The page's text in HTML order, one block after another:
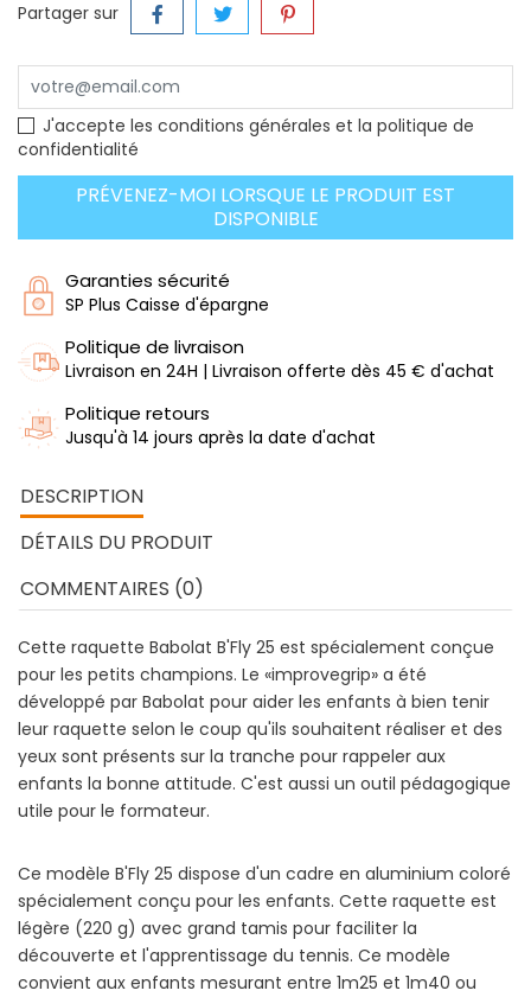
Partager sur
J'accepte les conditions générales et la politique de
confidentialité
PRÉVENEZ-MOI LORSQUE LE PRODUIT EST
DISPONIBLE
Garanties sécurité
SP Plus Caisse d'épargne
Politique de livraison
Livraison en 24H | Livraison offerte dès 45 € d'achat
Politique retours
Jusqu'à 14 jours après la date d'achat
DESCRIPTION
DÉTAILS DU PRODUIT
COMMENTAIRES (0)
Cette raquette Babolat B'Fly 25 est spécialement conçue
pour les petits champions. Le «improvegrip» a été
développé par Babolat pour aider les enfants à bien tenir
leur raquette selon le coup qu'ils souhaitent réaliser et des
yeux sont présents sur la tranche pour rappeler aux
enfants la bonne attitude. C'est aussi un outil pédagogique
utile pour le formateur.
Ce modèle B'Fly 25 dispose d'un cadre en aluminium coloré
spécialement conçu pour les enfants. Cette raquette est
légère (220 g) avec grand tamis pour faciliter la
découverte et l'apprentissage du tennis. Ce modèle
convient aux enfants mesurant entre 1m25 et 1m40 ou